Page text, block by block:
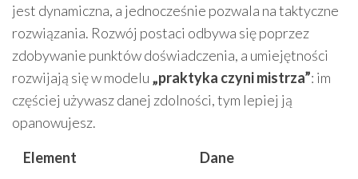
jest dynamiczna, a jednocześnie pozwala na taktyczne
rozwiązania. Rozwój postaci odbywa się poprzez
zdobywanie punktów doświadczenia, a umiejętności
rozwijają się w modelu „praktyka czyni mistrza”: im
częściej używasz danej zdolności, tym lepiej ją
opanowujesz.
Element
Dane